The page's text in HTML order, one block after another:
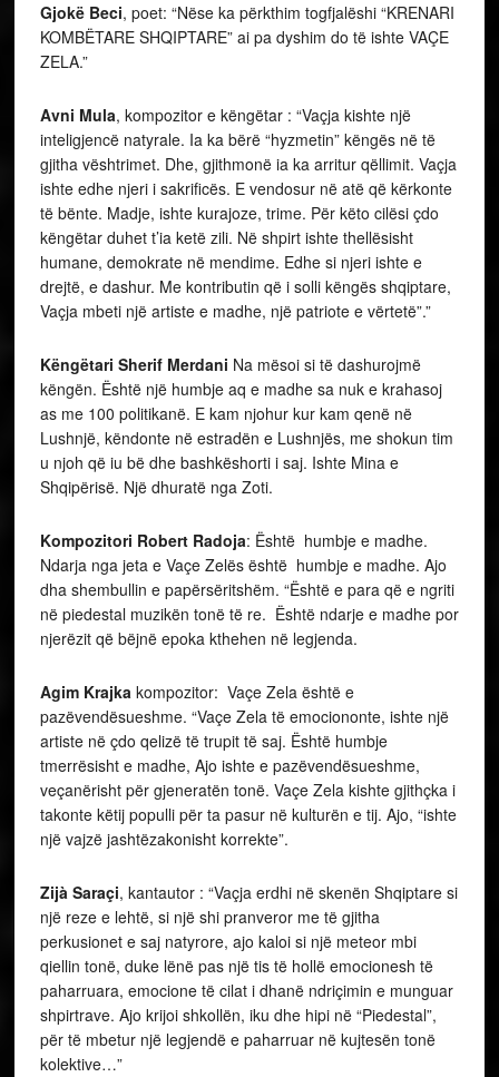
Gjokë Beci, poet: “Nëse ka përkthim togfjalëshi “KRENARI
KOMBËTARE SHQIPTARE” ai pa dyshim do të ishte VAÇE
ZELA.”
Avni Mula, kompozitor e këngëtar : “Vaçja kishte një
inteligjencë natyrale. Ia ka bërë “hyzmetin” këngës në të
gjitha vështrimet. Dhe, gjithmonë ia ka arritur qëllimit. Vaçja
ishte edhe njeri i sakrificës. E vendosur në atë që kërkonte
të bënte. Madje, ishte kurajoze, trime. Për këto cilësi çdo
këngëtar duhet t’ia ketë zili. Në shpirt ishte thellësisht
humane, demokrate në mendime. Edhe si njeri ishte e
drejtë, e dashur. Me kontributin që i solli këngës shqiptare,
Vaçja mbeti një artiste e madhe, një patriote e vërtetë”.”
Këngëtari Sherif Merdani Na mësoi si të dashurojmë
këngën. Është një humbje aq e madhe sa nuk e krahasoj
as me 100 politikanë. E kam njohur kur kam qenë në
Lushnjë, këndonte në estradën e Lushnjës, me shokun tim
u njoh që iu bë dhe bashkëshorti i saj. Ishte Mina e
Shqipërisë. Një dhuratë nga Zoti.
Kompozitori Robert Radoja: Është humbje e madhe.
Ndarja nga jeta e Vaçe Zelës është humbje e madhe. Ajo
dha shembullin e papërsëritshëm. “Është e para që e ngriti
në piedestal muzikën tonë të re. Është ndarje e madhe por
njerëzit që bëjnë epoka kthehen në legjenda.
Agim Krajkakompozitor: Vaçe Zela është e
pazëvendësueshme. “Vaçe Zela të emociononte, ishte një
artiste në çdo qelizë të trupit të saj. Është humbje
tmerrësisht e madhe, Ajo ishte e pazëvendësueshme,
veçanërisht për gjeneratën tonë. Vaçe Zela kishte gjithçka i
takonte këtij populli për ta pasur në kulturën e tij. Ajo, “ishte
një vajzë jashtëzakonisht korrekte”.
Zijà Saraçi, kantautor : “Vaçja erdhi në skenën Shqiptare si
një reze e lehtë, si një shi pranveror me të gjitha
perkusionet e saj natyrore, ajo kaloi si një meteor mbi
qiellin tonë, duke lënë pas një tis të hollë emocionesh të
paharruara, emocione të cilat i dhanë ndriçimin e munguar
shpirtrave. Ajo krijoi shkollën, iku dhe hipi në “Piedestal”,
për të mbetur një legjendë e paharruar në kujtesën tonë
kolektive…”